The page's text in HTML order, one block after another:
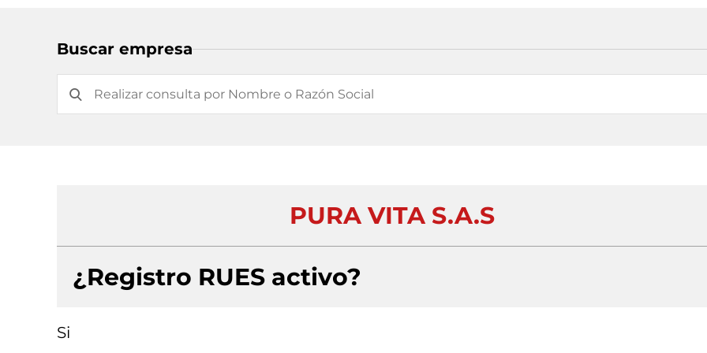
Buscar empresa
PURA VITA S.A.S
¿Registro RUES activo?
Si